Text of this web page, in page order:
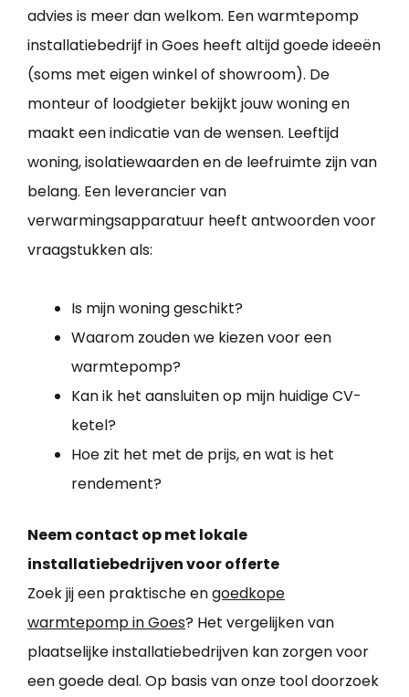
advies is meer dan welkom. Een warmtepomp
installatiebedrijf in Goes heeft altijd goede ideeën
(soms met eigen winkel of showroom). De
monteur of loodgieter bekijkt jouw woning en
maakt een indicatie van de wensen. Leeftijd
woning, isolatiewaarden en de leefruimte zijn van
belang. Een leverancier van
verwarmingsapparatuur heeft antwoorden voor
vraagstukken als:
Is mijn woning geschikt?
Waarom zouden we kiezen voor een
warmtepomp?
Kan ik het aansluiten op mijn huidige CV-
ketel?
Hoe zit het met de prijs, en wat is het
rendement?
Neem contact op met lokale
installatiebedrijven voor offerte
Zoek jij een praktische engoedkope
warmtepomp in Goes? Het vergelijken van
plaatselijke installatiebedrijven kan zorgen voor
een goede deal. Op basis van onze tool doorzoek